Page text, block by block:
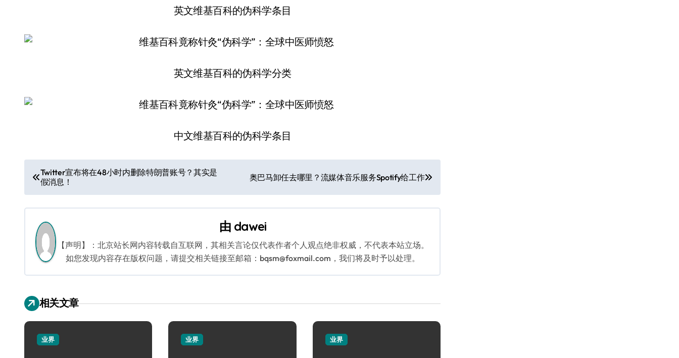
英文维基百科的伪科学条目
英文维基百科的伪科学分类
中文维基百科的伪科学条目
文
章
导
航
Twitter宣布将在48小时内删除特朗普账号？其实是
假消息！
奥巴马卸任去哪里？流媒体音乐服务Spotify给工作
由 dawei
【声明】：北京站长网内容转载自互联网，其相关言论仅代表作者个人观点绝非权威，不代表本站立场。
如您发现内容存在版权问题，请提交相关链接至邮箱：bqsm@foxmail.com，我们将及时予以处理。
相关文章
业界 业界 业界